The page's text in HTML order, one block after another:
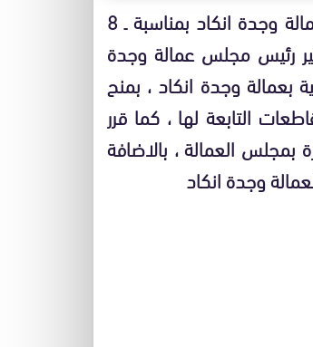
خلال الحفل الذي نظمته جمعية الاعمال الاجتماعية لموظفي عمالة وجدة انكاد بمناسبة ـ 8
رئيس مجلس عمالة وجدة
بعمالة وجدة انكاد ، بمنح
التابعة لها ، كما قرر
العمالة ، بالاضافة
وجدة انكاد